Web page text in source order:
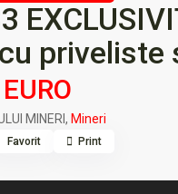
priveliste
MINERI, Mineri
Favorit Print